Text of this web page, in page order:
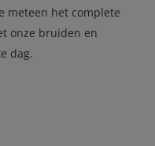
meteen het complete
onze bruiden en
dag.